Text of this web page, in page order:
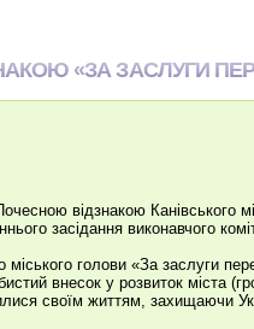
«ЗА ЗАСЛУГИ
відзнакою Канівського
засідання виконавчого
міського голови «За заслуги
внесок у розвиток міста
своїм життям, захищаючи